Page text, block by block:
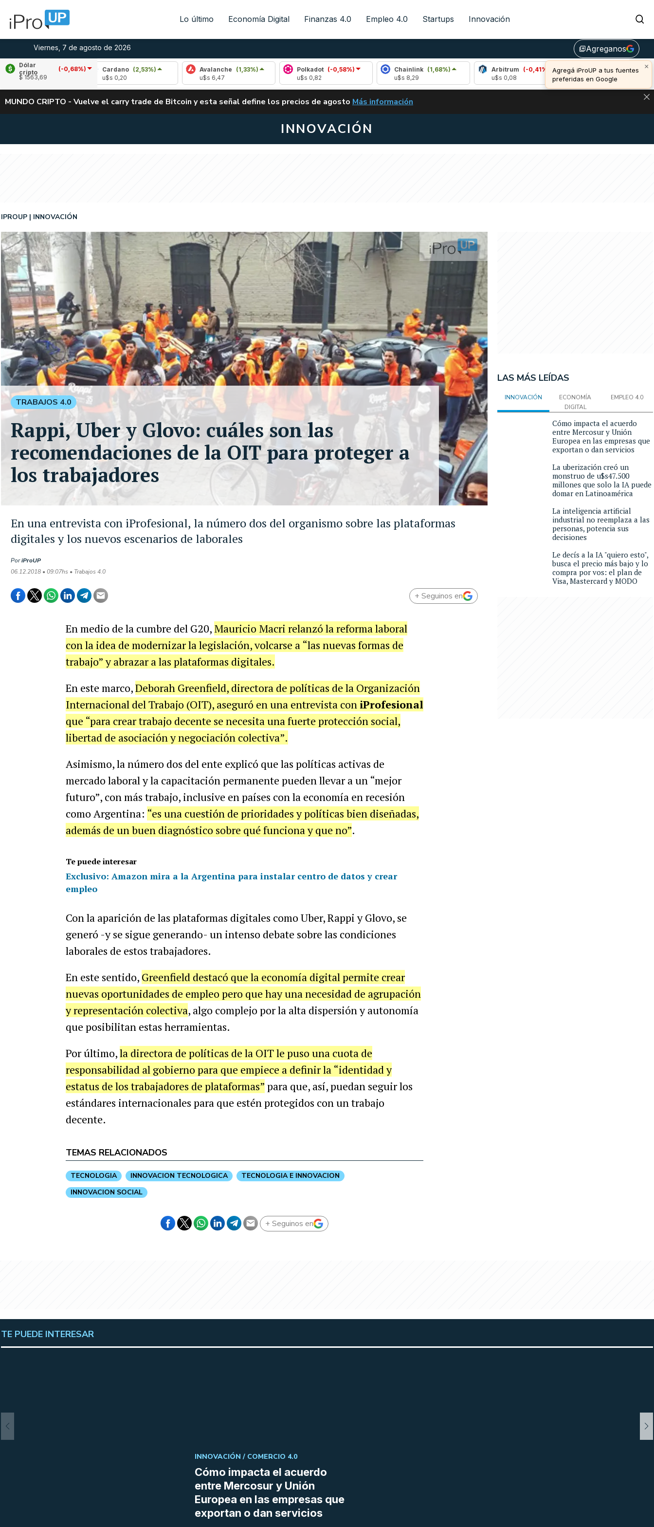
Lo último Economía Digital Finanzas 4.0 Empleo 4.0 Startups Innovación
Viernes, 7 de agosto de 2026 library_addAgreganos
×
Agregá iProUP a tus fuentes
preferidas en Google
Dólar
cripto
(-0,68%)
$ 1563,69
(-1,11%)
Cardano
(2,53%)
Avalanche (1,33%)
Polkadot
(-0,58%)
Chainlink (1,68%)
Arbitrum (-0,41%)
Bitcoin (0,91%)
u$s 64.885,00
ALERTA
MUNDO CRIPTO - Vuelve el carry trade de Bitcoin y esta señal define los precios de agosto VUELVE EL CARRY TRADE DE BITCOIN Y ESTA SEÑAL DEFINE LOS PRECIOS DE
Más información
INNOVACIÓN
En una entrevista con iProfesional, la número dos del organismo sobre las plataformas
digitales y los nuevos escenarios de laborales
IPROUP INNOVACIÓN
PoriProUP
06.12.2018 • 09:07hs • Trabajos 4.0
TRABAJOS 4.0
Rappi, Uber y Glovo: cuáles son las
recomendaciones de la OIT para proteger a
los trabajadores
+ Seguinos en
En medio de la cumbre del G20, Mauricio Macri relanzó la reforma laboral
con la idea de modernizar la legislación, volcarse a “las nuevas formas de
trabajo” y abrazar a las plataformas digitales.
En este marco,Deborah Greenfield, directora de políticas de la Organización
Internacional del Trabajo (OIT), aseguró en una entrevista con iProfesional
que “para crear trabajo decente se necesita una fuerte protección social,
libertad de asociación y negociación colectiva”.
Asimismo, la número dos del ente explicó que las políticas activas de
mercado laboral y la capacitación permanente pueden llevar a un “mejor
futuro”, con más trabajo, inclusive en países con la economía en recesión
como Argentina: “es una cuestión de prioridades y políticas bien diseñadas,
además de un buen diagnóstico sobre qué funciona y que no”.
Te puede interesar
Exclusivo: Amazon mira a la Argentina para instalar centro de datos y crear
empleo
Con la aparición de las plataformas digitales como Uber, Rappi y Glovo, se
generó -y se sigue generando- un intenso debate sobre las condiciones
laborales de estos trabajadores.
En este sentido, Greenfield destacó que la economía digital permite crear
nuevas oportunidades de empleo pero que hay una necesidad de agrupación
y representación colectiva, algo complejo por la alta dispersión y autonomía
que posibilitan estas herramientas.
Por último,la directora de políticas de la OIT le puso una cuota de
responsabilidad al gobierno para que empiece a definir la “identidad y
estatus de los trabajadores de plataformas” para que, así, puedan seguir los
estándares internacionales para que estén protegidos con un trabajo
decente.
TEMAS RELACIONADOS
TECNOLOGIA INNOVACION TECNOLOGICA
TECNOLOGIA E INNOVACION
INNOVACION SOCIAL
+ Seguinos en
LAS MÁS LEÍDAS
INNOVACIÓN
ECONOMÍA
DIGITAL
EMPLEO 4.0
Cómo impacta el acuerdo
entre Mercosur y Unión
Europea en las empresas que
exportan o dan servicios
La uberización creó un
monstruo de u$s47.500
millones que solo la IA puede
domar en Latinoamérica
La inteligencia artificial
industrial no reemplaza a las
personas, potencia sus
decisiones
Le decís a la IA "quiero esto",
busca el precio más bajo y lo
compra por vos: el plan de
Visa, Mastercard y MODO
TE PUEDE INTERESAR
Cómo impacta el acuerdo
entre Mercosur y Unión
Europea en las empresas que
exportan o dan servicios
INNOVACIÓN / COMERCIO 4.0